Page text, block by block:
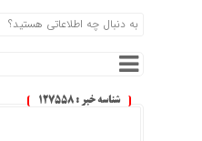
شناسه خبر : 127558